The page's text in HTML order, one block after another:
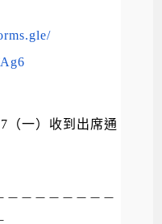
（一）收到出席通